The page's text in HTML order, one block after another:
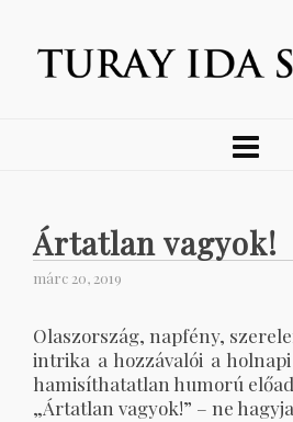
Ártatlan vagyok!
márc 20, 2019
Olaszország, napfény,
intrika a hozzávalói a holnapi
hamisíthatatlan humorú
„Ártatlan vagyok!” – ne